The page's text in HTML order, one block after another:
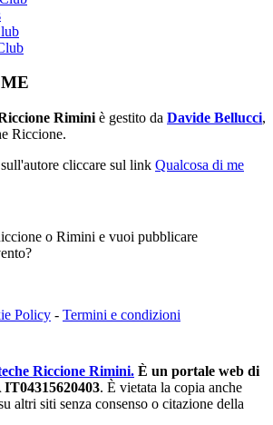
Rimini è gestito da Davide Bellucci,
Riccione.
cliccare sul link Qualcosa di me
o Rimini e vuoi pubblicare
Policy - Termini e condizioni
Riccione Rimini. È un portale web di
. È vietata la copia anche
altri siti senza consenso o citazione della